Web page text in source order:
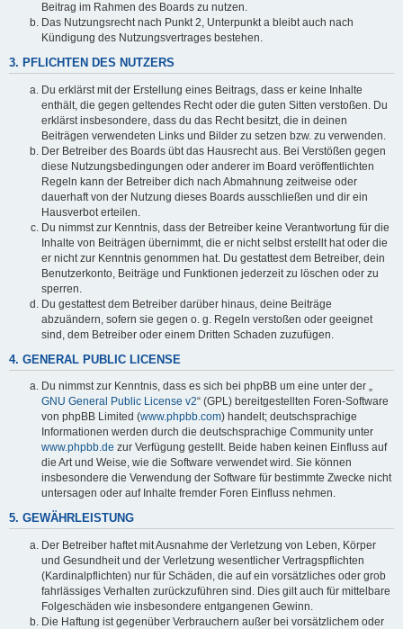
Beitrag im Rahmen des Boards zu nutzen.
Das Nutzungsrecht nach Punkt 2, Unterpunkt a bleibt auch nach
Kündigung des Nutzungsvertrages bestehen.
3. PFLICHTEN DES NUTZERS
Du erklärst mit der Erstellung eines Beitrags, dass er keine Inhalte
enthält, die gegen geltendes Recht oder die guten Sitten verstoßen. Du
erklärst insbesondere, dass du das Recht besitzt, die in deinen
Beiträgen verwendeten Links und Bilder zu setzen bzw. zu verwenden.
Der Betreiber des Boards übt das Hausrecht aus. Bei Verstößen gegen
diese Nutzungsbedingungen oder anderer im Board veröffentlichten
Regeln kann der Betreiber dich nach Abmahnung zeitweise oder
dauerhaft von der Nutzung dieses Boards ausschließen und dir ein
Hausverbot erteilen.
Du nimmst zur Kenntnis, dass der Betreiber keine Verantwortung für die
Inhalte von Beiträgen übernimmt, die er nicht selbst erstellt hat oder die
er nicht zur Kenntnis genommen hat. Du gestattest dem Betreiber, dein
Benutzerkonto, Beiträge und Funktionen jederzeit zu löschen oder zu
sperren.
Du gestattest dem Betreiber darüber hinaus, deine Beiträge
abzuändern, sofern sie gegen o. g. Regeln verstoßen oder geeignet
sind, dem Betreiber oder einem Dritten Schaden zuzufügen.
4. GENERAL PUBLIC LICENSE
Du nimmst zur Kenntnis, dass es sich bei phpBB um eine unter der „
GNU General Public License v2“ (GPL) bereitgestellten Foren-Software
von phpBB Limited (www.phpbb.com) handelt; deutschsprachige
Informationen werden durch die deutschsprachige Community unter
www.phpbb.de zur Verfügung gestellt. Beide haben keinen Einfluss auf
die Art und Weise, wie die Software verwendet wird. Sie können
insbesondere die Verwendung der Software für bestimmte Zwecke nicht
untersagen oder auf Inhalte fremder Foren Einfluss nehmen.
5. GEWÄHRLEISTUNG
Der Betreiber haftet mit Ausnahme der Verletzung von Leben, Körper
und Gesundheit und der Verletzung wesentlicher Vertragspflichten
(Kardinalpflichten) nur für Schäden, die auf ein vorsätzliches oder grob
fahrlässiges Verhalten zurückzuführen sind. Dies gilt auch für mittelbare
Folgeschäden wie insbesondere entgangenen Gewinn.
Die Haftung ist gegenüber Verbrauchern außer bei vorsätzlichem oder